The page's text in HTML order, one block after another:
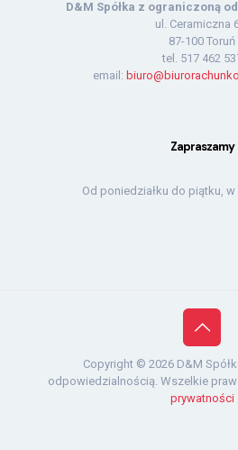
D&M Spółka z ograniczoną
ul. Ceramiczna
87-100 Toruń
tel. 517 462
email:
Zapraszamy
Od poniedziałku do piątku,
Copyright © 2026 D&M
odpowiedzialnością. Wszelkie
prywatności